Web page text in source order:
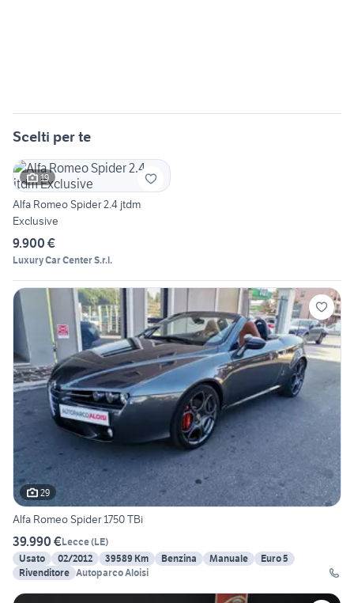
Scelti per te
19
Alfa Romeo Spider 2.4 jtdm
Exclusive
9.900 €
Luxury Car Center S.r.l.
29
Alfa Romeo Spider 1750 TBi
39.990 €Lecce(LE)
Usato
02/2012 39589 Km Benzina Manuale
Euro 5
Rivenditore Autoparco Aloisi